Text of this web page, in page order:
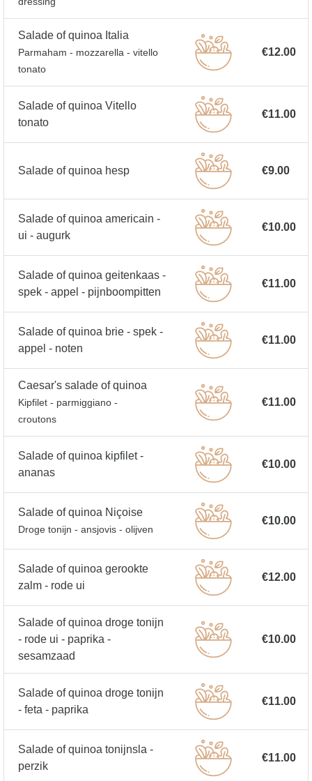
Salade of quinoa Italia
Parmaham - mozzarella - vitello
tonato
€12.00
Salade of quinoa Vitello
tonato
€11.00
Salade of quinoa hesp €9.00
Salade of quinoa americain -
ui - augurk
€10.00
Salade of quinoa geitenkaas -
spek - appel - pijnboompitten
€11.00
Salade of quinoa brie - spek -
appel - noten
€11.00
Caesar's salade of quinoa
Kipfilet - parmiggiano -
croutons
€11.00
Salade of quinoa kipfilet -
ananas
€10.00
Salade of quinoa Niçoise
Droge tonijn - ansjovis - olijven
€10.00
Salade of quinoa gerookte
zalm - rode ui
€12.00
Salade of quinoa droge tonijn
- rode ui - paprika -
sesamzaad
€10.00
Salade of quinoa droge tonijn
- feta - paprika
€11.00
Salade of quinoa tonijnsla -
perzik
€11.00